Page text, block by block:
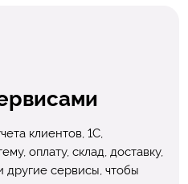
клиентов, 1С,
оплату, склад, доставку,
другие сервисы, чтобы